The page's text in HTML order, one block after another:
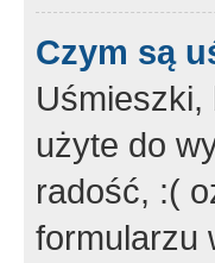
Czym są
Uśmieszki,
użyte do
radość, :(
formularzu